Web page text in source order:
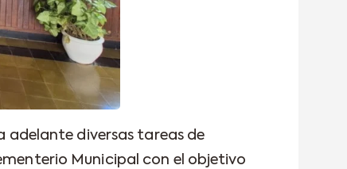
adelante diversas tareas de
Municipal con el objetivo